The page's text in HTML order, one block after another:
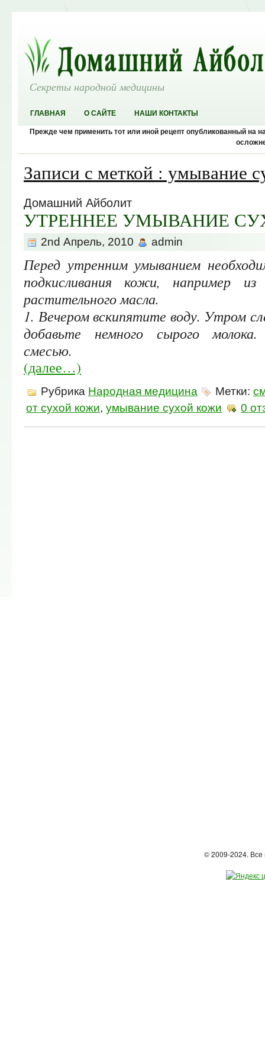
Секреты народной медицины
ГЛАВНАЯ О САЙТЕ НАШИ КОНТАКТЫ
Прежде чем применить тот или иной рецепт опубликованный на
Записи с меткой : умывание
Домашний Айболит
УТРЕННЕЕ УМЫВАНИЕ
2nd Апрель, 2010 admin
Перед утренним умыванием
подкисливания кожи, например
растительного масла.
1. Вечером вскипятите воду. Утром
добавьте немного сырого
смесью.
(далее…)
Рубрика Народная медицина Метки:
от сухой кожи, умывание сухой кожи 0
© 2009-2024.